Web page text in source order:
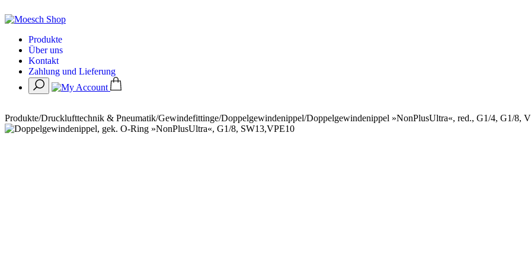
Produkte
Über uns
Kontakt
Zahlung und Lieferung
Produkte/Drucklufttechnik & Pneumatik/Gewindefittinge/Doppelgewindenippel/Doppelgewindenippel »NonPlusUltra«, red., G1/4, G1/8,